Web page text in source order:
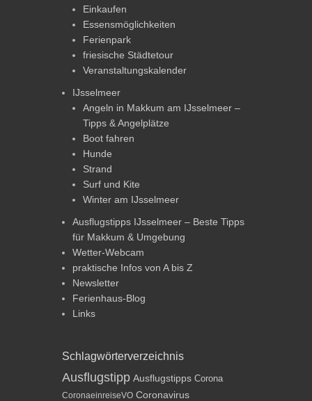
Einkaufen
Essensmöglichkeiten
Ferienpark
friesische Städtetour
Veranstaltungskalender
IJsselmeer
Angeln in Makkum am IJsselmeer –
Tipps & Angelplätze
Boot fahren
Hunde
Strand
Surf und Kite
Winter am IJsselmeer
Ausflugstipps IJsselmeer – Beste Tipps
für Makkum & Umgebung
Wetter-Webcam
praktische Infos von A bis Z
Newsletter
Ferienhaus-Blog
Links
Schlagwörterverzeichnis
Ausflugstipp Ausflugstipps Corona
CoronaeinreiseVO Coronavirus